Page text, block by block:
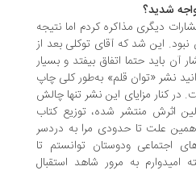
مذاکره کردم اما نتیجه
شد که آقای توکلی بعد از
حتما اتفاق بیفتد و بسیار
قلم» به‌طور کلی چاپ
مزایای این نشر تنها چالش
منتشر شده، توزیع کتاب
تا حدودی مرا به دردسر
ودوستان توانستم تا
به مرور شاهد استقبال